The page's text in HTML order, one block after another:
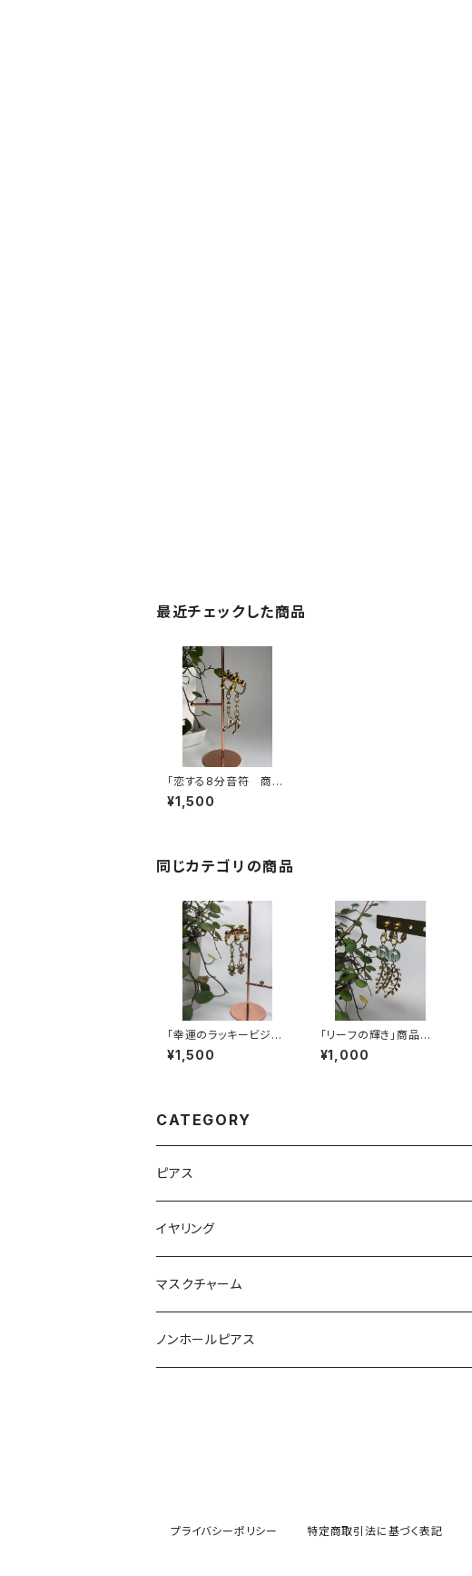
最近チェックした商品
「恋する8分音符 商品
コード: MJ069 ハン
ドメイドイヤリング 揺れ
¥1,500
同じカテゴリの商品
「幸運のラッキービジョ
ン」 商品コード: MJ0
71 ハンドメイドイヤリ
ドジュエリー
¥1,500
「リーフの輝き」商品コ
ード: MJ005 ハンド
メイドイヤリング揺れる
¥1,000
CATEGORY
ピアス
イヤリング
マスクチャーム
ノンホールピアス
プライバシーポリシー 特定商取引法に基づく表記